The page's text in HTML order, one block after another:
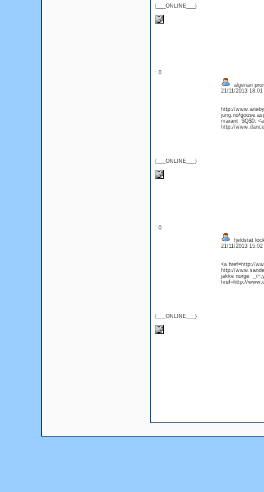
{___ONLINE___}
: 0
{___ONLINE___}
algerian
21/11/2013
http://
jung.no/
marant $Q$0:
http://
: 0
{___ONLINE___}
fjeldstat
21/11/2013
<a href=http://
http://
jakke norge
href=http://